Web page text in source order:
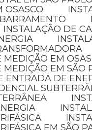
OSASCO
INSTALAÇÃO DE
MEDIÇÃO EM
MEDIÇÃO EM SÃO
ENTRADA DE
EM SÃO